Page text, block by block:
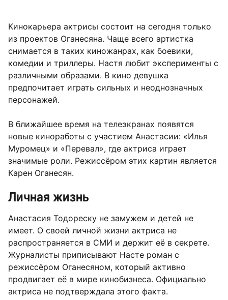
Кинокарьера актрисы состоит на сегодня только
из проектов Оганесяна. Чаще всего артистка
снимается в таких киножанрах, как боевики,
комедии и триллеры. Настя любит эксперименты с
различными образами. В кино девушка
предпочитает играть сильных и неоднозначных
персонажей.
В ближайшее время на телеэкранах появятся
новые киноработы с участием Анастасии: «Илья
Муромец» и «Перевал», где актриса играет
значимые роли. Режиссёром этих картин является
Карен Оганесян.
Личная жизнь
Анастасия Тодореску не замужем и детей не
имеет. О своей личной жизни актриса не
распространяется в СМИ и держит её в секрете.
Журналисты приписывают Насте роман с
режиссёром Оганесяном, который активно
продвигает её в мире кинобизнеса. Официально
актриса не подтверждала этого факта.